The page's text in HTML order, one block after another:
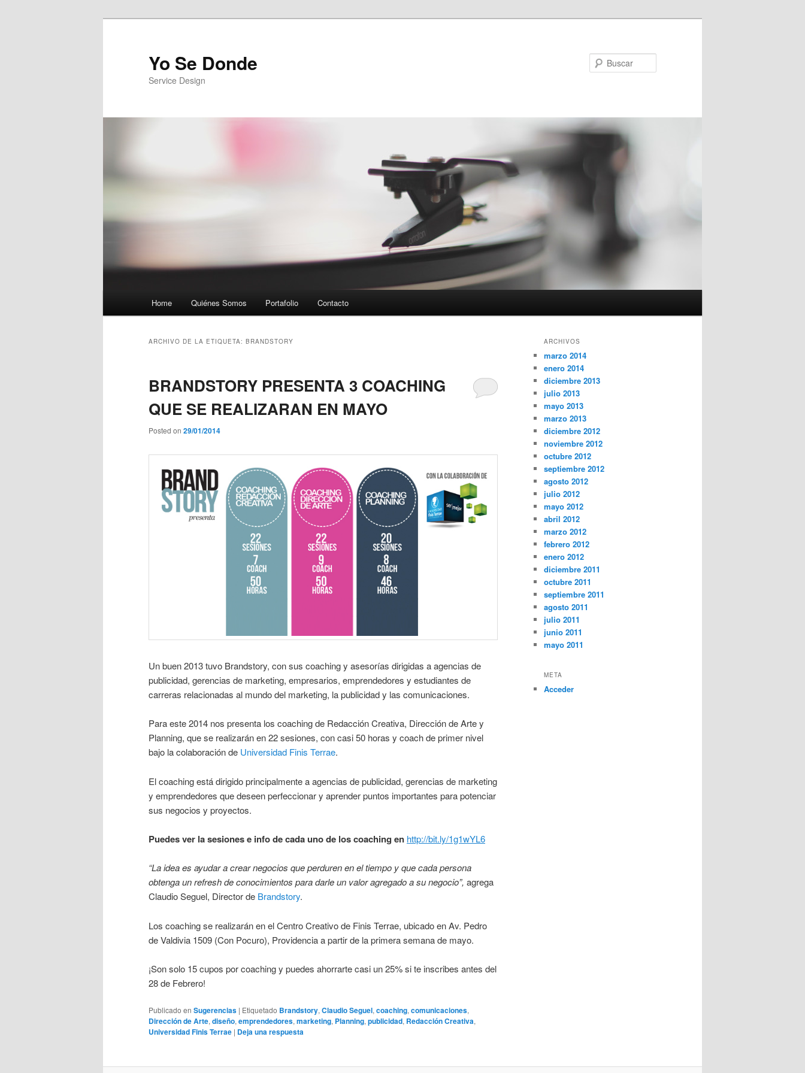
Yo Se Donde
Service Design
Ir al contenido principal
Ir al contenido secundario
Home Quiénes Somos Portafolio Contacto
ARCHIVO DE LA ETIQUETA: BRANDSTORY
BRANDSTORY PRESENTA 3 COACHING
QUE SE REALIZARAN EN MAYO
Posted on 29/01/2014
Un buen 2013 tuvo Brandstory, con sus coaching y asesorías dirigidas a agencias de
publicidad, gerencias de marketing, empresarios, emprendedores y estudiantes de
carreras relacionadas al mundo del marketing, la publicidad y las comunicaciones.
Para este 2014 nos presenta los coaching de Redacción Creativa, Dirección de Arte y
Planning, que se realizarán en 22 sesiones, con casi 50 horas y coach de primer nivel
bajo la colaboración de Universidad Finis Terrae.
El coaching está dirigido principalmente a agencias de publicidad, gerencias de marketing
y emprendedores que deseen perfeccionar y aprender puntos importantes para potenciar
sus negocios y proyectos.
Puedes ver la sesiones e info de cada uno de los coaching en http://bit.ly/1g1wYL6
“La idea es ayudar a crear negocios que perduren en el tiempo y que cada persona
obtenga un refresh de conocimientos para darle un valor agregado a su negocio”, agrega
Claudio Seguel, Director de Brandstory.
Los coaching se realizarán en el Centro Creativo de Finis Terrae, ubicado en Av. Pedro
de Valdivia 1509 (Con Pocuro), Providencia a partir de la primera semana de mayo.
¡Son solo 15 cupos por coaching y puedes ahorrarte casi un 25% si te inscribes antes del
28 de Febrero!
Publicado en Sugerencias | Etiquetado Brandstory,Claudio Seguel,coaching,comunicaciones,
Dirección de Arte,diseño,emprendedores,marketing, Planning,publicidad, Redacción Creativa,
Universidad Finis Terrae | Deja una respuesta
ARCHIVOS
marzo 2014
enero 2014
diciembre 2013
julio 2013
mayo 2013
marzo 2013
diciembre 2012
noviembre 2012
octubre 2012
septiembre 2012
agosto 2012
julio 2012
mayo 2012
abril 2012
marzo 2012
febrero 2012
enero 2012
diciembre 2011
octubre 2011
septiembre 2011
agosto 2011
julio 2011
junio 2011
mayo 2011
META
Acceder